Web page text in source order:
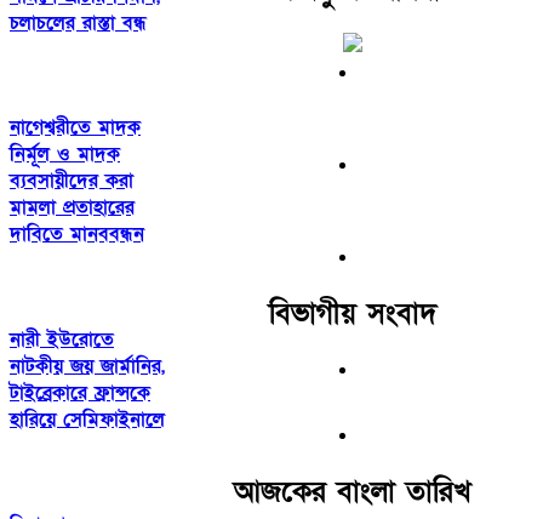
চলাচলের রাস্তা বন্ধ
নাগেশ্বরীতে মাদক
নির্মূল ও মাদক
ব্যবসায়ীদের করা
মামলা প্রতাহারের
দাবিতে মানববন্ধন
নারী ইউরোতে
নাটকীয় জয় জার্মানির,
টাইব্রেকারে ফ্রান্সকে
হারিয়ে সেমিফাইনালে
বিভাগীয় সংবাদ
আজকের বাংলা তারিখ